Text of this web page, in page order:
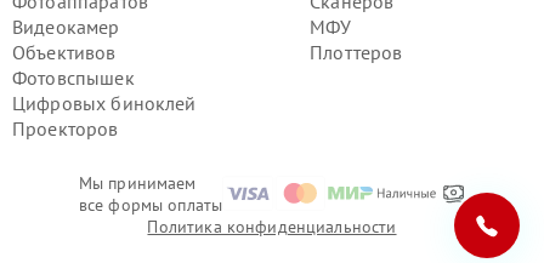
Мы принимаем
все формы оплаты
Видеокамер
Объективов
Фотовспышек
Цифровых биноклей
Проекторов
МФУ
Плоттеров
Не захватывает бумагу сканера
Canon в г.Пермь
Не захватывает бумагу сканера
Canon в г.Красноярск
Не захватывает бумагу сканера
Canon в г.Ижевск
Canon в г.
Не захватывает бумагу сканера
Canon в г.Тюмень
Не захватывает бумагу сканера
Политика конфиденциальности